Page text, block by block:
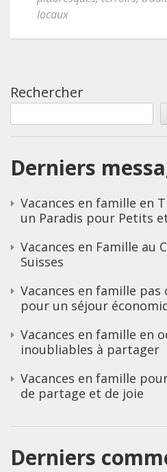
locaux
Rechercher
Derniers
Vacances en famille en
un Paradis pour Petits
Vacances en Famille au
Suisses
Vacances en famille pas
pour un séjour
Vacances en famille en
inoubliables à partager
Vacances en famille
de partage et de joie
Derniers